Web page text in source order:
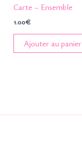
Carte – Ensemble
1.00€
Ajouter au panier